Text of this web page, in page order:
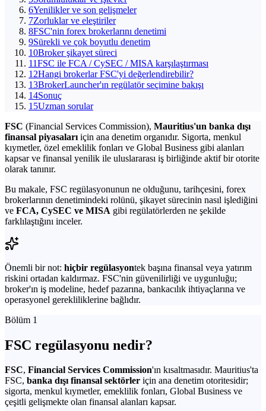
6Yenilikler ve son gelişmeler
7Zorluklar ve eleştiriler
8FSC'nin forex brokerlarını denetimi
9Sürekli ve çok boyutlu denetim
10Broker şikayet süreci
11FSC ile FCA / CySEC / MISA karşılaştırması
12Hangi brokerlar FSC'yi değerlendirebilir?
13BrokerLauncher'ın regülatör seçimine bakışı
14Sonuç
15Uzman sorular
FSC (Financial Services Commission), Mauritius'un banka dışı
finansal piyasaları için ana denetim organıdır. Sigorta, menkul
kıymetler, özel emeklilik fonları ve Global Business gibi alanları
kapsar ve finansal yenilik ile uluslararası iş birliğinde aktif bir otorite
olarak tanınır.
Bu makale, FSC regülasyonunun ne olduğunu, tarihçesini, forex
brokerlarının denetimindeki rolünü, şikayet sürecinin nasıl işlediğini
ve FCA, CySEC ve MISA gibi regülatörlerden ne şekilde
farklılaştığını inceler.
Önemli bir not: hiçbir regülasyontek başına finansal veya yatırım
riskini ortadan kaldırmaz. FSC'nin güvenilirliği ve uygunluğu;
broker'ın iş modeline, hedef pazarına, bankacılık ihtiyaçlarına ve
operasyonel gerekliliklerine bağlıdır.
Bölüm 1
FSC regülasyonu nedir?
FSC, Financial Services Commission'ın kısaltmasıdır. Mauritius'ta
FSC, banka dışı finansal sektörler için ana denetim otoritesidir;
sigorta, menkul kıymetler, emeklilik fonları, Global Business ve
çeşitli gelişmekte olan finansal alanları kapsar.